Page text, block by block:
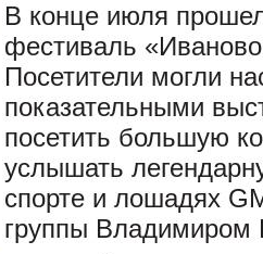
В конце июля
фестиваль
Посетители могли
показательными
посетить большую
услышать
спорте и лошадях
группы